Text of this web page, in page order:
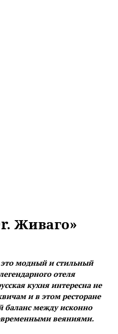
Живаго»
модный и стильный
отеля
кухня интересна не
и в этом ресторане
баланс между исконно
веяниями.